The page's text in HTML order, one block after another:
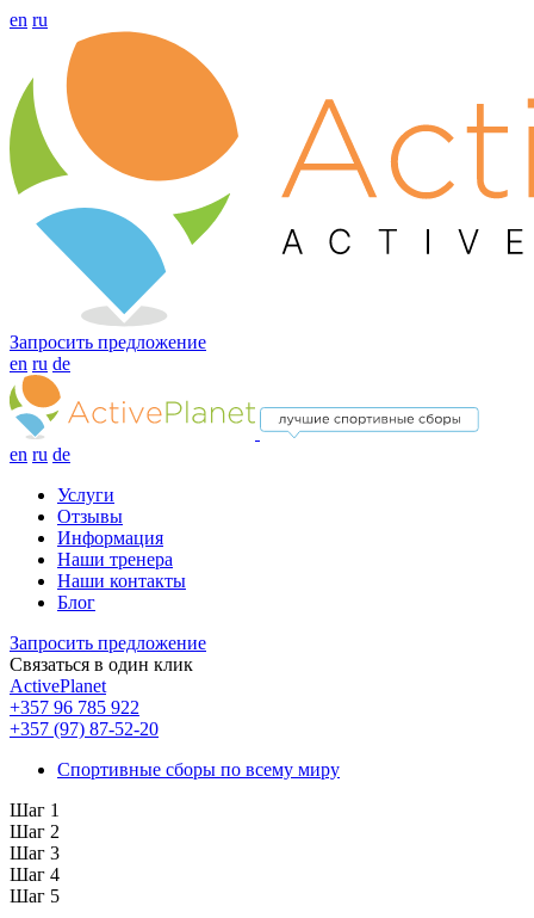
en ru
Запросить предложение
en ru de
en ru de
Услуги
Отзывы
Информация
Наши тренера
Наши контакты
Блог
Запросить предложение
Связаться в один клик
ActivePlanet
+357 96 785 922
+357 (97) 87-52-20
Спортивные сборы по всему миру
Шаг 1
Шаг 2
Шаг 3
Шаг 4
Шаг 5